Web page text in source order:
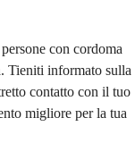
con cordoma
Tieniti informato sulla
contatto con il tuo
migliore per la tua